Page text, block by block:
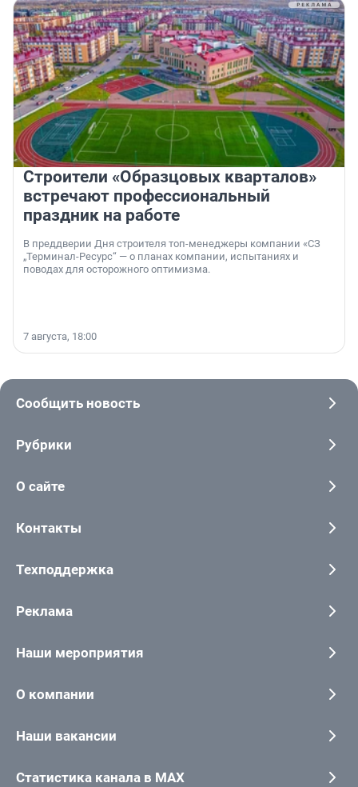
Строители «Образцовых кварталов»
встречают профессиональный
праздник на работе
В преддверии Дня строителя топ-менеджеры компании «СЗ
„Терминал-Ресурс“ — о планах компании, испытаниях и
поводах для осторожного оптимизма.
7 августа, 18:00
Сообщить новость
Рубрики
О сайте
Контакты
Техподдержка
Реклама
Наши мероприятия
О компании
Наши вакансии
Статистика канала в MAX